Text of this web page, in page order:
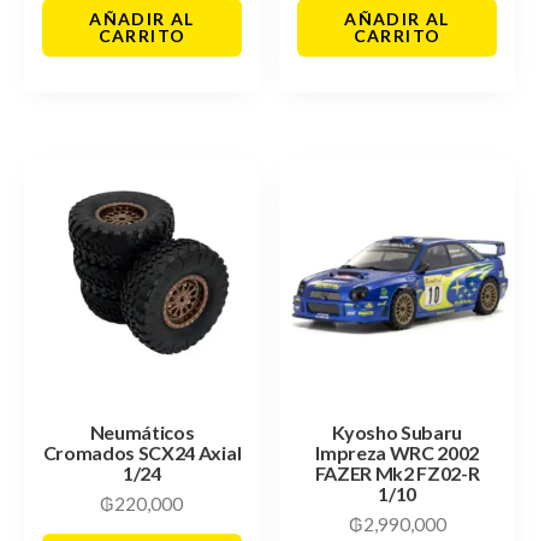
AÑADIR AL
CARRITO
AÑADIR AL
CARRITO
Neumáticos
Cromados SCX24 Axial
1/24
₲220,000
Kyosho Subaru
Impreza WRC 2002
FAZER Mk2 FZ02-R
1/10
₲2,990,000